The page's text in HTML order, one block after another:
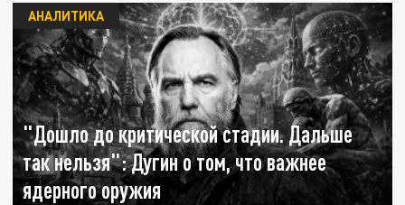
"Дошло до критической стадии. Дальше
так нельзя": Дугин о том, что важнее
ядерного оружия
АНАЛИТИКА